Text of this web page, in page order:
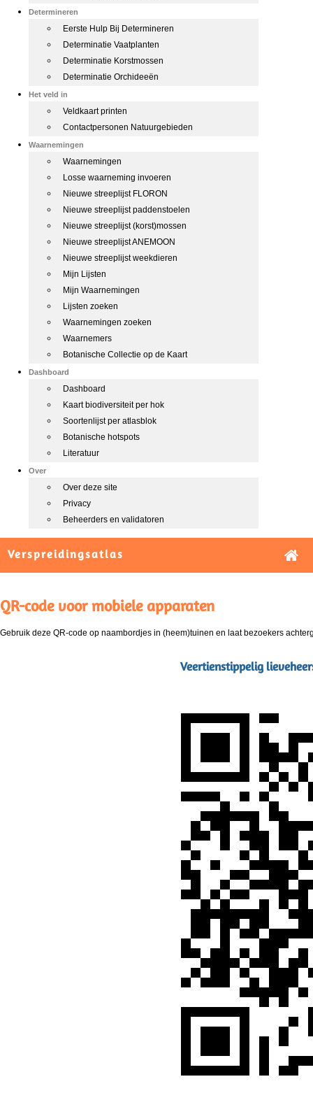
Determineren
Eerste Hulp Bij Determineren
Determinatie Vaatplanten
Determinatie Korstmossen
Determinatie Orchideeën
Het veld in
Veldkaart printen
Contactpersonen Natuurgebieden
Waarnemingen
Waarnemingen
Losse waarneming invoeren
Nieuwe streeplijst FLORON
Nieuwe streeplijst paddenstoelen
Nieuwe streeplijst (korst)mossen
Nieuwe streeplijst ANEMOON
Nieuwe streeplijst weekdieren
Mijn Lijsten
Mijn Waarnemingen
Lijsten zoeken
Waarnemingen zoeken
Waarnemers
Botanische Collectie op de Kaart
Dashboard
Dashboard
Kaart biodiversiteit per hok
Soortenlijst per atlasblok
Botanische hotspots
Literatuur
Over
Over deze site
Privacy
Beheerders en validatoren
Verspreidingsatlas
QR-code voor mobiele apparaten
Gebruik deze QR-code op naambordjes in (heem)tuinen en laat bezoekers
Veertienstippelig